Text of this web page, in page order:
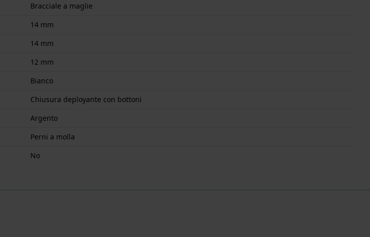
Bracciale a maglie
14 mm
14 mm
12 mm
Bianco
Chiusura deployante con bottoni
Argento
Perni a molla
No